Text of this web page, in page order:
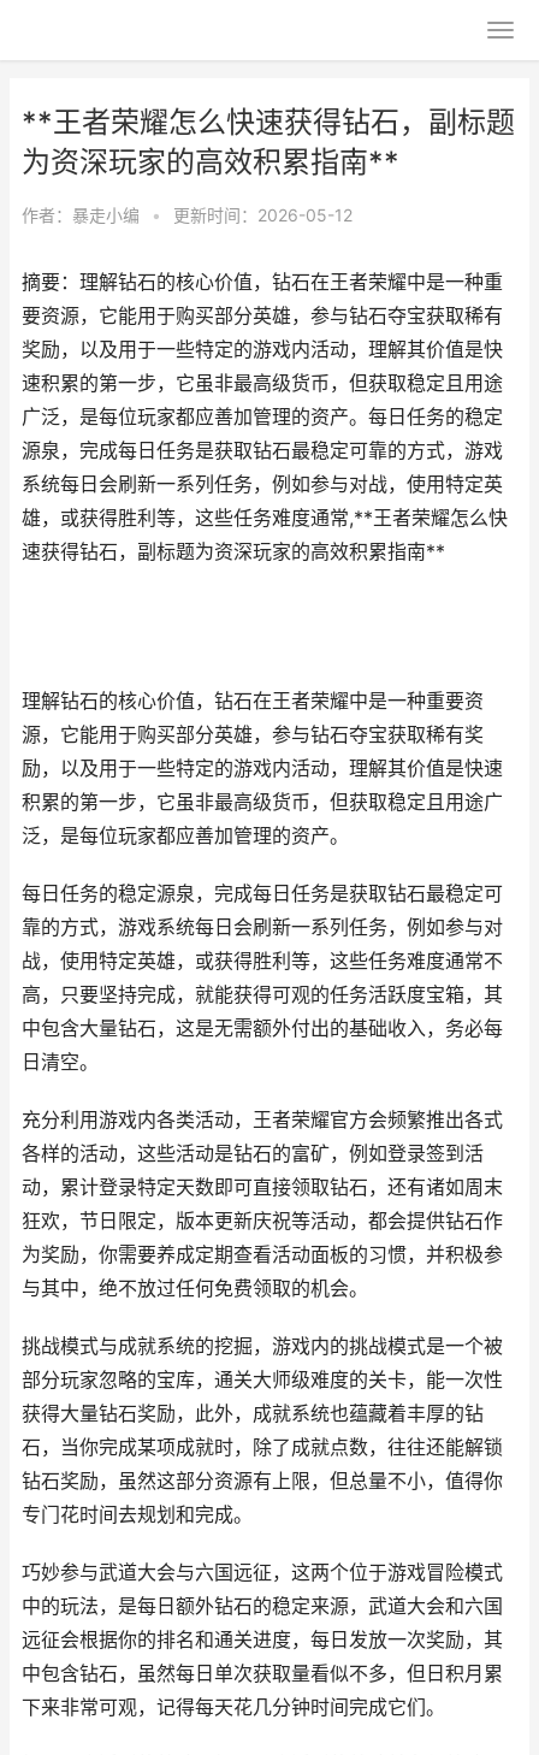
**王者荣耀怎么快速获得钻石，副标题
为资深玩家的高效积累指南**
作者： 暴走小编 • 更新时间：2026-05-12
摘要：理解钻石的核心价值，钻石在王者荣耀中是一种重
要资源，它能用于购买部分英雄，参与钻石夺宝获取稀有
奖励，以及用于一些特定的游戏内活动，理解其价值是快
速积累的第一步，它虽非最高级货币，但获取稳定且用途
广泛，是每位玩家都应善加管理的资产。每日任务的稳定
源泉，完成每日任务是获取钻石最稳定可靠的方式，游戏
系统每日会刷新一系列任务，例如参与对战，使用特定英
雄，或获得胜利等，这些任务难度通常,**王者荣耀怎么快
速获得钻石，副标题为资深玩家的高效积累指南**
理解钻石的核心价值，钻石在王者荣耀中是一种重要资
源，它能用于购买部分英雄，参与钻石夺宝获取稀有奖
励，以及用于一些特定的游戏内活动，理解其价值是快速
积累的第一步，它虽非最高级货币，但获取稳定且用途广
泛，是每位玩家都应善加管理的资产。
每日任务的稳定源泉，完成每日任务是获取钻石最稳定可
靠的方式，游戏系统每日会刷新一系列任务，例如参与对
战，使用特定英雄，或获得胜利等，这些任务难度通常不
高，只要坚持完成，就能获得可观的任务活跃度宝箱，其
中包含大量钻石，这是无需额外付出的基础收入，务必每
日清空。
充分利用游戏内各类活动，王者荣耀官方会频繁推出各式
各样的活动，这些活动是钻石的富矿，例如登录签到活
动，累计登录特定天数即可直接领取钻石，还有诸如周末
狂欢，节日限定，版本更新庆祝等活动，都会提供钻石作
为奖励，你需要养成定期查看活动面板的习惯，并积极参
与其中，绝不放过任何免费领取的机会。
挑战模式与成就系统的挖掘，游戏内的挑战模式是一个被
部分玩家忽略的宝库，通关大师级难度的关卡，能一次性
获得大量钻石奖励，此外，成就系统也蕴藏着丰厚的钻
石，当你完成某项成就时，除了成就点数，往往还能解锁
钻石奖励，虽然这部分资源有上限，但总量不小，值得你
专门花时间去规划和完成。
巧妙参与武道大会与六国远征，这两个位于游戏冒险模式
中的玩法，是每日额外钻石的稳定来源，武道大会和六国
远征会根据你的排名和通关进度，每日发放一次奖励，其
中包含钻石，虽然每日单次获取量看似不多，但日积月累
下来非常可观，记得每天花几分钟时间完成它们。